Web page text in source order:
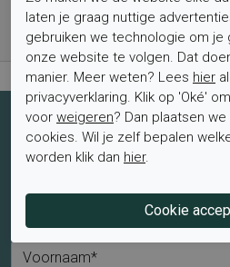
Levertijd 1-2 werkdagen*
Schrijf je nu in voor de
Schrijf je in voor de nieuwsbrief
Meneer
Voornaam*
laten je graag nuttige
gebruiken we technologie om je
onze website te volgen. Dat
manier. Meer weten? Lees hier
privacyverklaring. Klik op 'Oké'
voor weigeren? Dan plaatsen
cookies. Wil je zelf bepalen
worden klik dan hier.